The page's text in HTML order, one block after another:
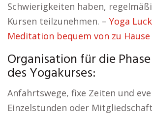
Schwierigkeiten haben,
Kursen teilzunehmen. – Yoga
Meditation bequem von zu
Organisation für die
des Yogakurses:
Anfahrtswege, fixe Zeiten und
Einzelstunden oder